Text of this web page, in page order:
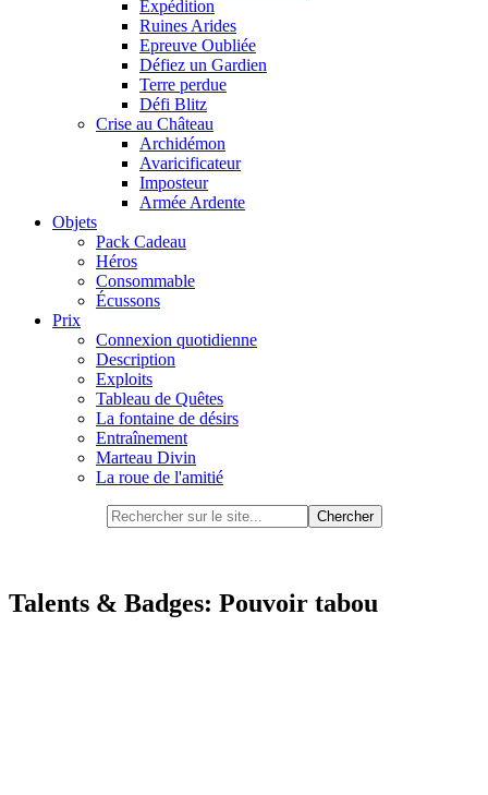
Expédition
Ruines Arides
Epreuve Oubliée
Défiez un Gardien
Terre perdue
Défi Blitz
Crise au Château
Archidémon
Avaricificateur
Imposteur
Armée Ardente
Objets
Pack Cadeau
Héros
Consommable
Écussons
Prix
Connexion quotidienne
Description
Exploits
Tableau de Quêtes
La fontaine de désirs
Entraînement
Marteau Divin
La roue de l'amitié
Talents & Badges: Pouvoir tabou